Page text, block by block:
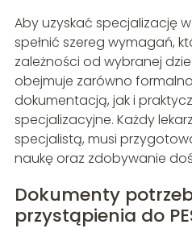
Aby uzyskać specjalizację
spełnić szereg wymagań,
zależności od wybranej
obejmuje zarówno
dokumentacją, jak i
specjalizacyjne. Każdy
specjalistą, musi
naukę oraz zdobywanie
Dokumenty
przystąpienia do